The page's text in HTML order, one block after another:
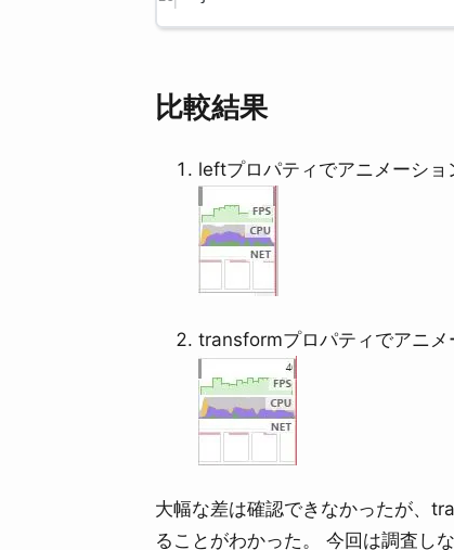
比較結果
leftプロパティでアニメーショ
transformプロパティでアニメ
大幅な差は確認できなかったが、
ることがわかった。 今回は調査し